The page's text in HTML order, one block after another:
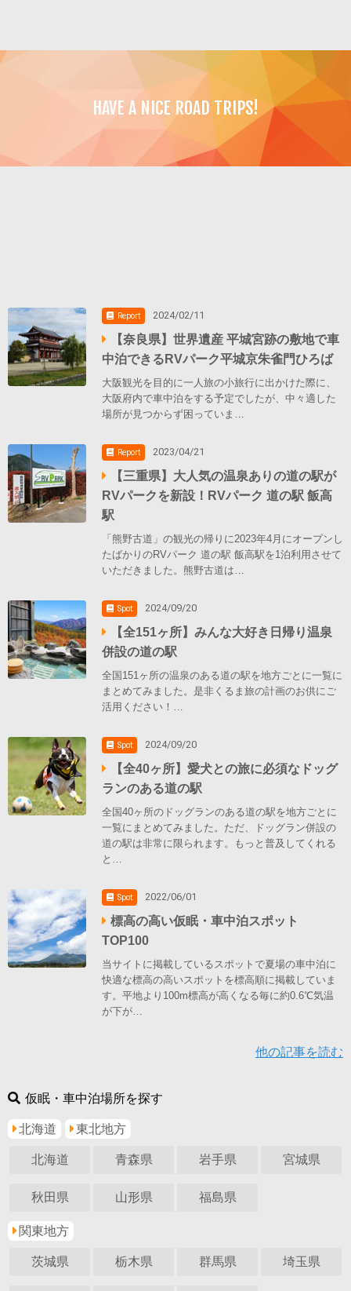
HAVE A NICE ROAD TRIPS!
Report 2024/02/11
【奈良県】世界遺産 平城宮跡の敷地で車
中泊できるRVパーク平城京朱雀門ひろば
大阪観光を目的に一人旅の小旅行に出かけた際に、
大阪府内で車中泊をする予定でしたが、中々適した
場所が見つからず困っていま…
Report 2023/04/21
【三重県】大人気の温泉ありの道の駅が
RVパークを新設！RVパーク 道の駅 飯高
駅
「熊野古道」の観光の帰りに2023年4月にオープンし
たばかりのRVパーク 道の駅 飯高駅を1泊利用させて
いただきました。熊野古道は…
Spot 2024/09/20
【全151ヶ所】みんな大好き日帰り温泉
併設の道の駅
全国151ヶ所の温泉のある道の駅を地方ごとに一覧に
まとめてみました。是非くるま旅の計画のお供にご
活用ください！…
Spot 2024/09/20
【全40ヶ所】愛犬との旅に必須なドッグ
ランのある道の駅
全国40ヶ所のドッグランのある道の駅を地方ごとに
一覧にまとめてみました。ただ、ドッグラン併設の
道の駅は非常に限られます。もっと普及してくれる
と…
Spot 2022/06/01
標高の高い仮眠・車中泊スポット
TOP100
当サイトに掲載しているスポットで夏場の車中泊に
快適な標高の高いスポットを標高順に掲載していま
す。平地より100m標高が高くなる毎に約0.6℃気温
が下が…
他の記事を読む
仮眠・車中泊場所を探す
北海道 東北地方
北海道 青森県 岩手県 宮城県
秋田県 山形県 福島県
関東地方
茨城県 栃木県 群馬県 埼玉県